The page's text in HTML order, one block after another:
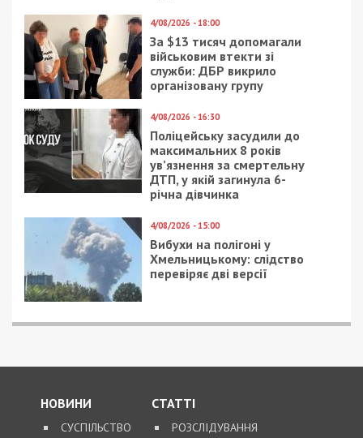
4/08/2026 - 18:00
За $13 тисяч допомагали
військовим втекти зі
служби: ДБР викрило
організовану групу
4/08/2026 - 16:30
Поліцейську засудили до
максимальних 8 років
ув’язнення за смертельну
ДТП, у якій загинула 6-
річна дівчинка
4/08/2026 - 15:00
Вибухи на полігоні у
Хмельницькому: слідство
перевіряє дві версії
НОВИНИ
СУСПІЛЬСТВО
СТАТТІ
РОЗСЛІДУВАННЯ